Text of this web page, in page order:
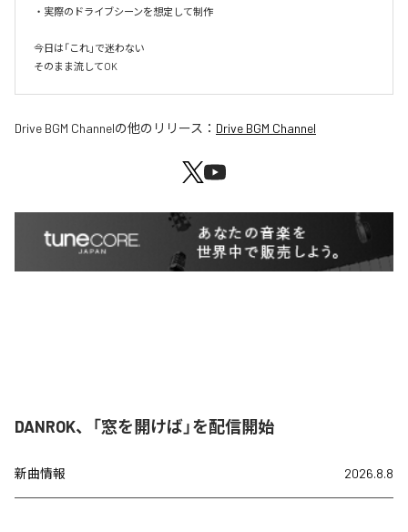
・実際のドライブシーンを想定して制作
今日は「これ」で迷わない
そのまま流してOK
Drive BGM Channelの他のリリース： Drive BGM Channel
DANROK、「窓を開けば」を配信開始
新曲情報 2026.8.8